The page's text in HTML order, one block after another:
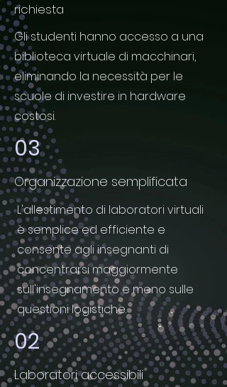
richiesta
Gli studenti hanno accesso a una
biblioteca virtuale di macchinari,
eliminando la necessità per le
scuole di investire in hardware
costosi.
03
Organizzazione semplificata
L'allestimento di laboratori virtuali
è semplice ed efficiente e
consente agli insegnanti di
concentrarsi maggiormente
sull'insegnamento e meno sulle
questioni logistiche.
02
Laboratori accessibili